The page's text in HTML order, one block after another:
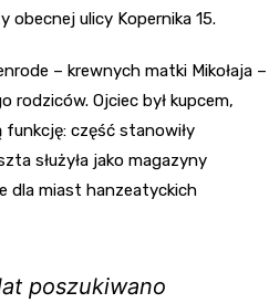
obecnej ulicy Kopernika 15.
– krewnych matki Mikołaja –
rodziców. Ojciec był kupcem,
funkcję: część stanowiły
służyła jako magazyny
dla miast hanzeatyckich
poszukiwano